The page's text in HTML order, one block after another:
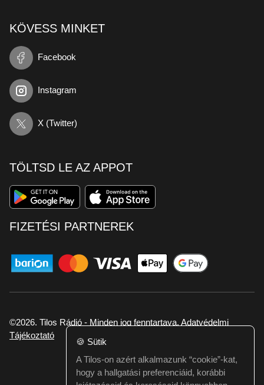
KÖVESS MINKET
Facebook
Instagram
X (Twitter)
TÖLTSD LE AZ APPOT
FIZETÉSI PARTNEREK
©2026. Tilos Rádió - Minden jog fenntartava. Adatvédelmi
Tájékoztató
Ha hibát találtál vagy kérdésed van itt jelezd:
🍪 Sütik
A Tilos-on azért alkalmazunk “cookie”-kat,
hogy a hallgatási preferenciáid, korábbi